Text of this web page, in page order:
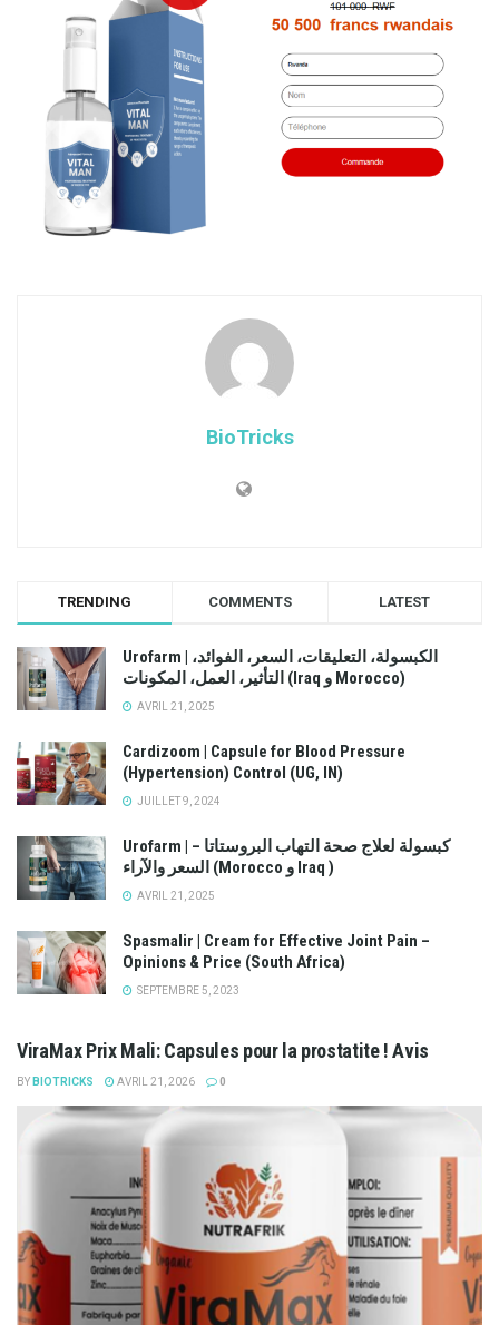
BioTricks
TRENDING COMMENTS LATEST
Urofarm | الكبسولة، التعليقات، السعر، الفوائد،
التأثير، العمل، المكونات (Iraq و Morocco)
AVRIL 21, 2025
Cardizoom | Capsule for Blood Pressure
(Hypertension) Control (UG, IN)
JUILLET 9, 2024
Urofarm | كبسولة لعلاج صحة التهاب البروستاتا –
السعر والآراء (Morocco و Iraq )
AVRIL 21, 2025
Spasmalir | Cream for Effective Joint Pain –
Opinions & Price (South Africa)
SEPTEMBRE 5, 2023
ViraMax Prix Mali: Capsules pour la prostatite ! Avis
BY BIOTRICKS AVRIL 21, 2026 0